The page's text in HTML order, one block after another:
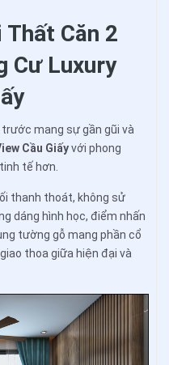
Căn 2
Cư Luxury
mang sự gần gũi và
Cầu Giấyvới phong
tế hơn.
thanh thoát, không sử
dáng hình học, điểm nhấn
tường gỗ mang phần cổ
thoa giữa hiện đại và